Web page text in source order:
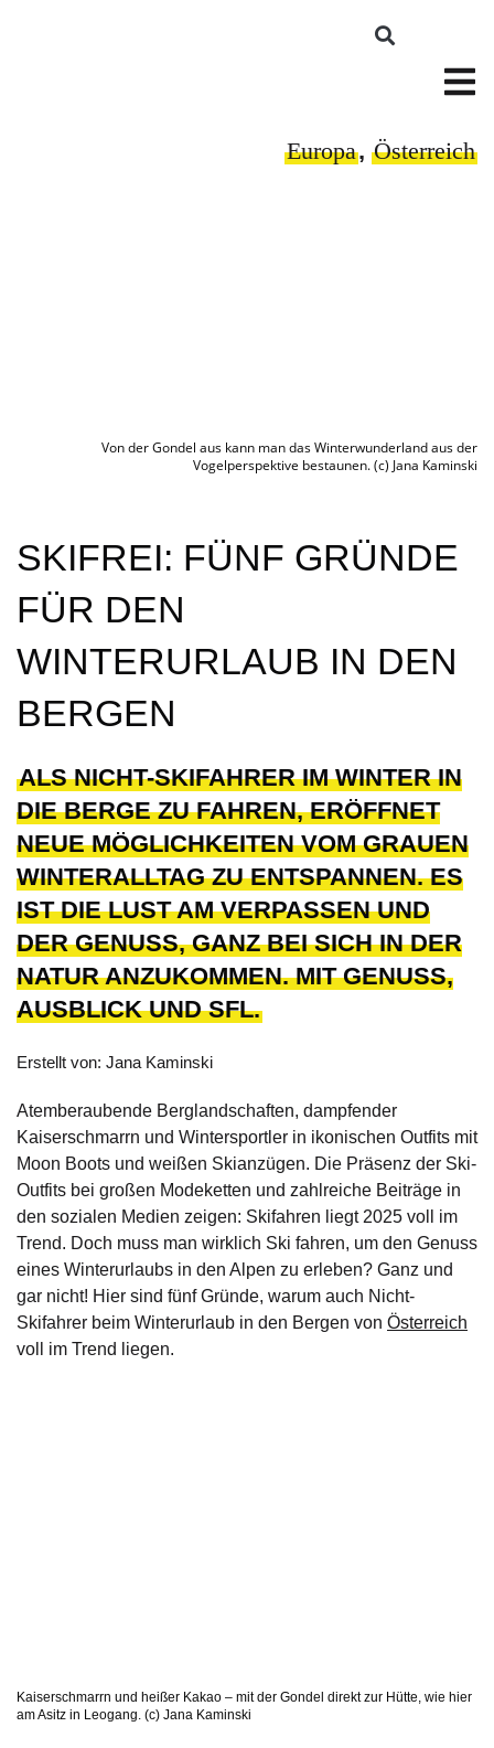
Europa, Österreich
Von der Gondel aus kann man das Winterwunderland aus der
Vogelperspektive bestaunen. (c) Jana Kaminski
SKIFREI: FÜNF GRÜNDE
FÜR DEN
WINTERURLAUB IN DEN
BERGEN
ALS NICHT-SKIFAHRER IM WINTER IN
DIE BERGE ZU FAHREN, ERÖFFNET
NEUE MÖGLICHKEITEN VOM GRAUEN
WINTERALLTAG ZU ENTSPANNEN. ES
IST DIE LUST AM VERPASSEN UND
DER GENUSS, GANZ BEI SICH IN DER
NATUR ANZUKOMMEN. MIT GENUSS,
AUSBLICK UND SFL.
Erstellt von: Jana Kaminski
Atemberaubende Berglandschaften, dampfender
Kaiserschmarrn und Wintersportler in ikonischen Outfits mit
Moon Boots und weißen Skianzügen. Die Präsenz der Ski-
Outfits bei großen Modeketten und zahlreiche Beiträge in
den sozialen Medien zeigen: Skifahren liegt 2025 voll im
Trend. Doch muss man wirklich Ski fahren, um den Genuss
eines Winterurlaubs in den Alpen zu erleben? Ganz und
gar nicht! Hier sind fünf Gründe, warum auch Nicht-
Skifahrer beim Winterurlaub in den Bergen von Österreich
voll im Trend liegen.
Kaiserschmarrn und heißer Kakao – mit der Gondel direkt zur Hütte, wie hier
am Asitz in Leogang. (c) Jana Kaminski